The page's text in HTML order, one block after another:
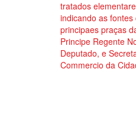
tratados
indicando as
principaes praças
Principe Regente
Deputado, e
Commercio da